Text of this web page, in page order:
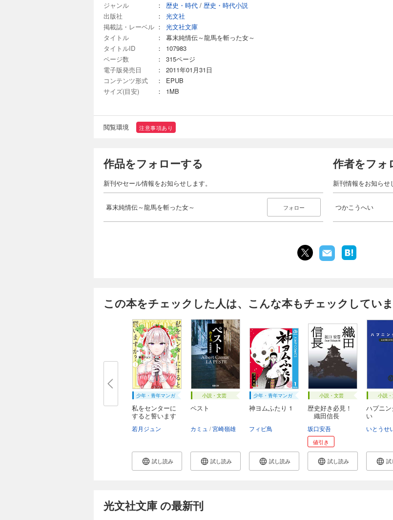
ジャンル
： 歴史・時代 / 歴史・時代小説
出版社
：
光文社
掲載誌・レーベル ：
光文社文庫
タイトル
：
幕末純情伝～龍馬を斬った女～
タイトルID
：
107983
ページ数
：
315ページ
電子版発売日
：
2011年01月31日
コンテンツ形式
：
EPUB
サイズ(目安)
： 1MB
閲覧環境 注意事項あり
作品をフォローする
新刊やセール情報をお知らせします。
幕末純情伝～龍馬を斬った女～ フォロー
作者をフォ
新刊情報をお知らせ
つかこうへい
この本をチェックした人は、こんな本もチェックしてい
少年・青年マンガ
私をセンターに
すると誓います
若月ジュン
試し読み
小説・文芸
ペスト
カミュ 宮崎嶺雄
試し読み
少年・青年マンガ
神ヨムふたり 1
フィビ鳥
試し読み
小説・文芸
歴史好き必見！
織田信長
坂口安吾
値引き
試し読み
小説
ハプニ
い
いとうせ
試
光文社文庫 の最新刊